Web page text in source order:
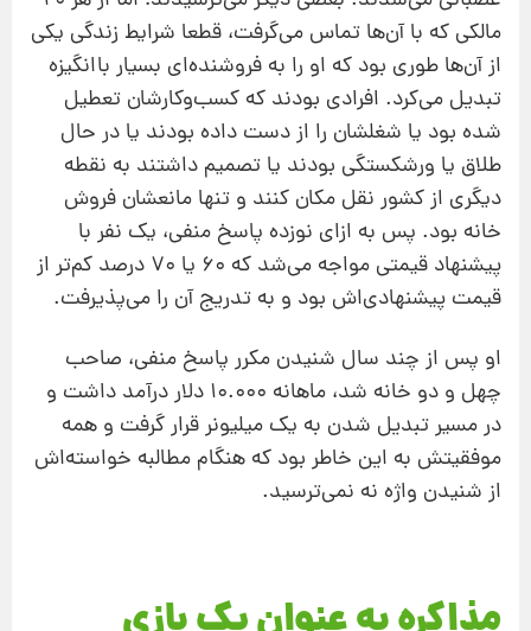
مالکی که با آن‌ها تماس می‌گرفت، قطعا شرایط زندگی یکی
از آن‌ها طوری بود که او را به فروشنده‌ای بسیار باانگیزه
تبدیل می‌کرد. افرادی بودند که کسب‌وکارشان تعطیل
شده بود یا شغلشان را از دست داده بودند یا در حال
طلاق یا ورشکستگی بودند یا تصمیم داشتند به نقطه
دیگری از کشور نقل ‌مکان کنند و تنها مانعشان فروش
خانه بود. پس به ازای نوزده پاسخ منفی، یک نفر با
پیشنهاد قیمتی مواجه می‌شد که 60 یا 70 درصد کم‌تر از
قیمت پیشنهادی‌اش بود و به تدریج آن را می‌پذیرفت.
او پس از چند سال شنیدن مکرر پاسخ منفی، صاحب
چهل و دو خانه شد، ماهانه 10.000 دلار درآمد داشت و
در مسیر تبدیل شدن به یک میلیونر قرار گرفت و همه
موفقیتش به این خاطر بود که هنگام مطالبه خواسته‌اش
از شنیدن واژه نه نمی‌ترسید.